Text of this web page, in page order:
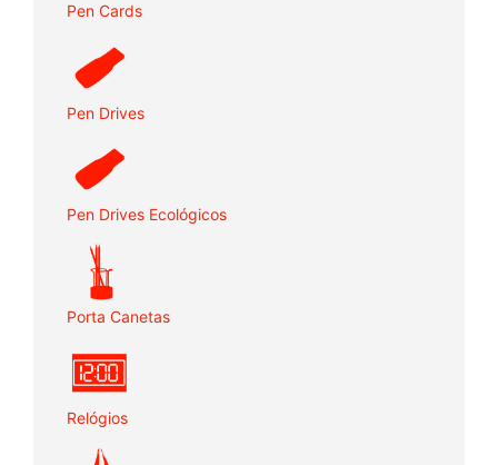
Pen Cards
Pen Drives
Pen Drives Ecológicos
Porta Canetas
Relógios